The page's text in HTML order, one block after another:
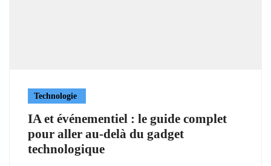
Technologie
IA et événementiel : le guide complet
pour aller au-delà du gadget
technologique